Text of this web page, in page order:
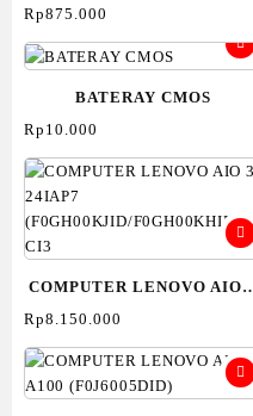
SIMCOOL SMC-20 (HITAM)
Rp875.000
BATERAY CMOS
Rp 10.000
COMPUTER LENOVO AIO
24IAP7
(F0GH00KJID/
CI3
Rp8.150.000